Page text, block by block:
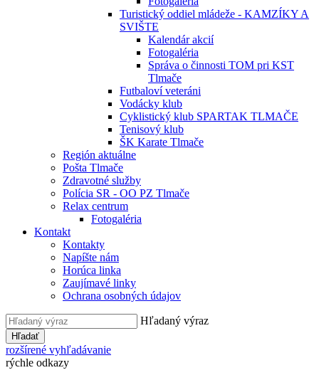
Turistický oddiel mládeže - KAMZÍKY A
SVIŠTE
Kalendár akcií
Fotogaléria
Správa o činnosti TOM pri KST
Tlmače
Futbaloví veteráni
Vodácky klub
Cyklistický klub SPARTAK TLMAČE
Tenisový klub
ŠK Karate Tlmače
Región aktuálne
Pošta Tlmače
Zdravotné služby
Polícia SR - OO PZ Tlmače
Relax centrum
Fotogaléria
Kontakt
Kontakty
Napíšte nám
Horúca linka
Zaujímavé linky
Ochrana osobných údajov
Hľadaný výraz
Hľadať
rozšírené vyhľadávanie
rýchle odkazy